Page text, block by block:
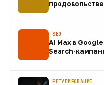
SEO
AI Max в
Search-
РЕГУЛИРОВАНИЕ